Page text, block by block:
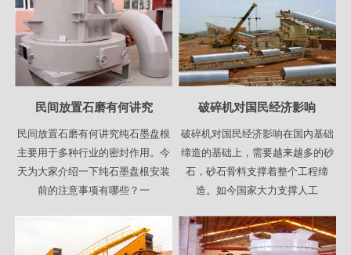
民间放置石磨有何讲究
民间放置石磨有何讲究纯石墨盘根
主要用于多种行业的密封作用。今
天为大家介绍一下纯石墨盘根安装
前的注意事项有哪些？一
破碎机对国民经济影响
破碎机对国民经济影响在国内基础
缔造的基础上，需要越来越多的砂
石，砂石骨料支撑着整个工程缔
造。如今国家大力支撑人工